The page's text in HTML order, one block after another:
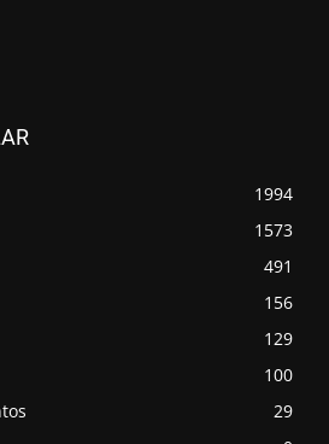
1994
1573
491
156
129
100
29